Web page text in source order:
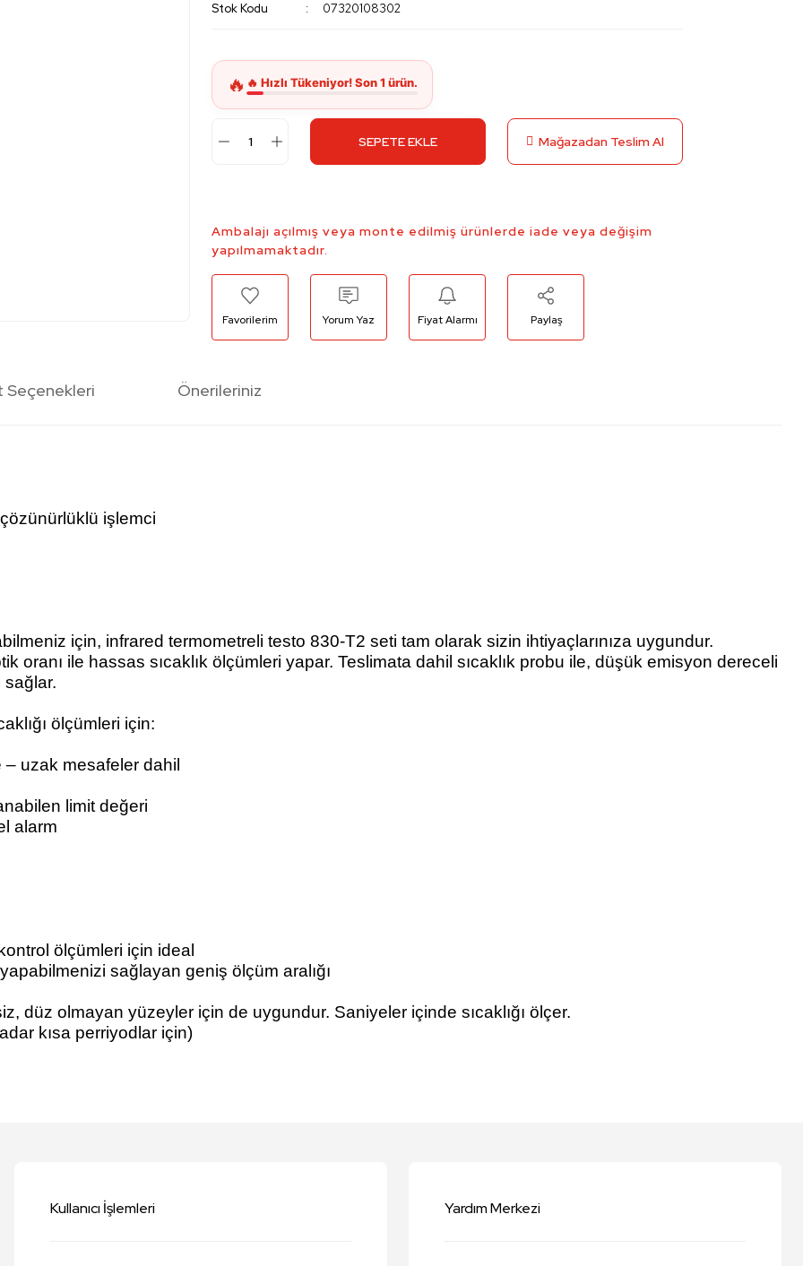
Stok Kodu 07320108302
SEPETE EKLE Mağazadan Teslim Al
Ambalajı açılmış veya monte edilmiş ürünlerde iade veya değişim
yapılmamaktadır.
Yorum Yaz Fiyat Alarmı Paylaş
Seçenekleri Önerileriniz
işlemci
için, infrared termometreli testo 830-T2 seti tam olarak sizin ihtiyaçlarınıza uygundur.
oranı ile hassas sıcaklık ölçümleri yapar. Teslimata dahil sıcaklık probu ile, düşük emisyon dereceli
ölçümleri için:
uzak mesafeler dahil
limit değeri
alarm
ölçümleri için ideal
sağlayan geniş ölçüm aralığı
düz olmayan yüzeyler için de uygundur. Saniyeler içinde sıcaklığı ölçer.
kısa perriyodlar için)
Kullanıcı İşlemleri Yardım Merkezi